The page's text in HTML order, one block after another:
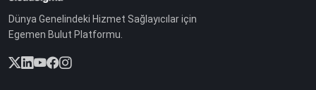
Dünya Genelindeki Hizmet Sağlayıcılar için
Egemen Bulut Platformu.